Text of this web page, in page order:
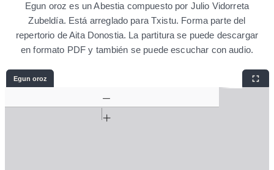
Egun oroz es un Abestia compuesto por Julio Vidorreta
Zubeldía. Está arreglado para Txistu. Forma parte del
repertorio de Aita Donostia. La partitura se puede descargar
en formato PDF y también se puede escuchar con audio.
Egun oroz